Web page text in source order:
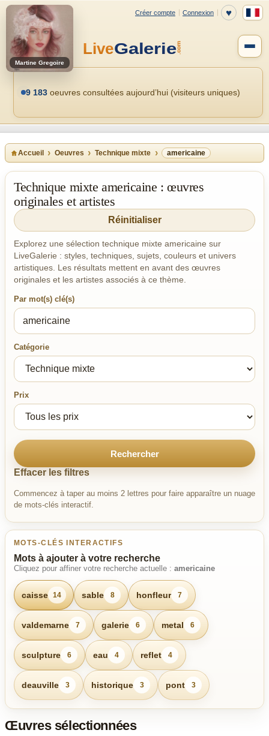
Martine Gregoire
9 183 oeuvres consultées aujourd’hui (visiteurs uniques)
Accueil Oeuvres Technique mixte americaine
Technique mixte americaine : œuvres
originales et artistes
Réinitialiser
Explorez une sélection technique mixte americaine sur
LiveGalerie : styles, techniques, sujets, couleurs et univers
artistiques. Les résultats mettent en avant des œuvres
originales et les artistes associés à ce thème.
Par mot(s) clé(s)
Catégorie
Prix
Rechercher
Effacer les filtres
Commencez à taper au moins 2 lettres pour faire apparaître un nuage
de mots-clés interactif.
MOTS-CLÉS INTERACTIFS
Mots à ajouter à votre recherche
Cliquez pour affiner votre recherche actuelle : americaine
caisse 14 sable 8 honfleur 7
valdemarne 7 galerie 6 metal 6
sculpture 6 eau 4 reflet 4
deauville 3 historique 3 pont 3
Œuvres sélectionnées